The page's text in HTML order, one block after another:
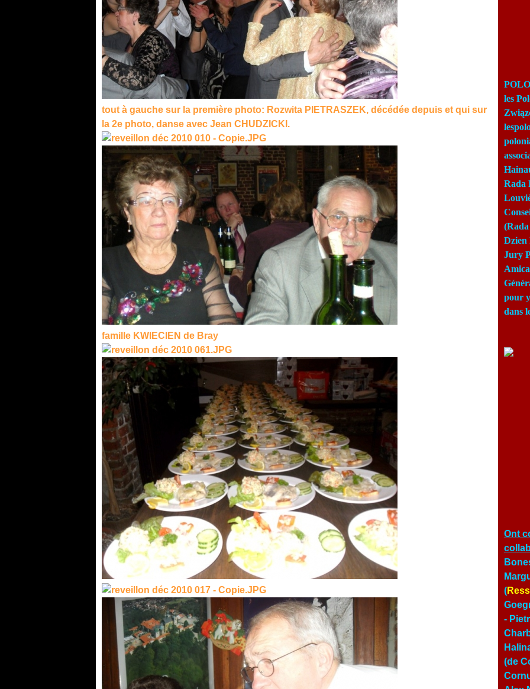
tout à gauche sur la première photo: Rozwita PIETRASZEK, décédée depuis et qui sur
la 2e photo, danse avec Jean CHUDZICKI.
famille KWIECIEN de Bray
les
Rada
Dzien
Jury
pour
dans
Ont
(
-
(de